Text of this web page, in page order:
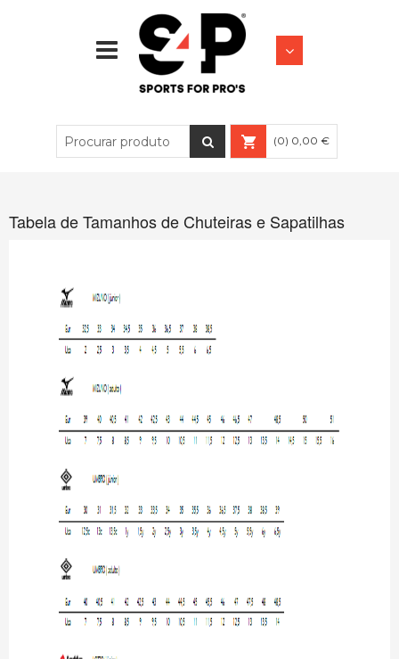
FUTEBOL LIFESTYLE
(0) 0,00 €
Tabela de Tamanhos de Chuteiras e Sapatilhas